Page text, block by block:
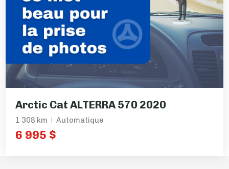
Arctic Cat ALTERRA 570 2020
1 308 km Automatique
6 995 $